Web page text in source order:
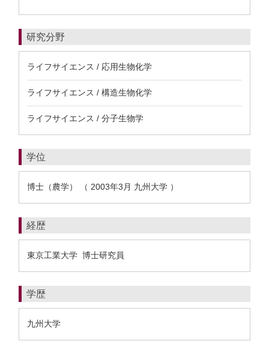
研究分野
ライフサイエンス / 応用生物化学
ライフサイエンス / 構造生物化学
ライフサイエンス / 分子生物学
学位
博士（農学） （ 2003年3月 九州大学 ）
経歴
東京工業大学 博士研究員
学歴
九州大学